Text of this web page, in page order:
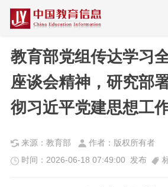
教育部党组传达学习
座谈会精神，研究部
彻习近平党建思想工
来源：教育部
作者：版权所有者
时间：2026-06-18 07:49:00 发布